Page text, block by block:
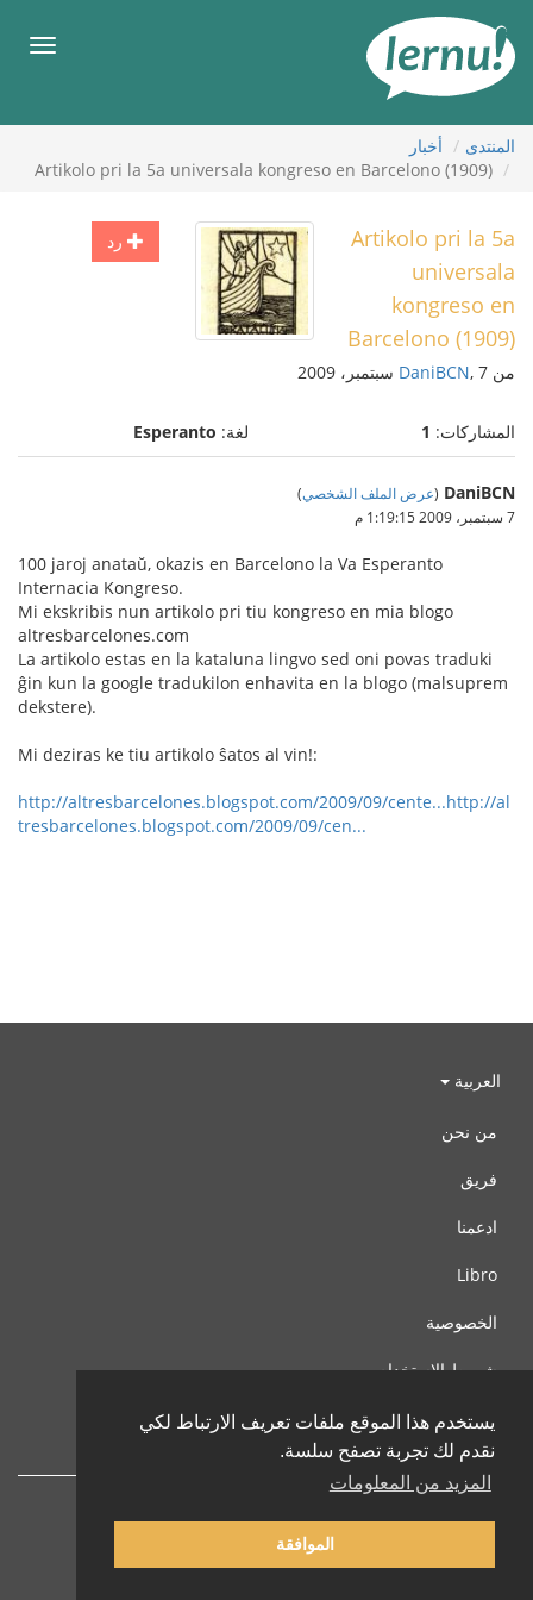
يستخدم هذا الموقع ملفات تعريف الارتباط لكي
نقدم لك تجربة تصفح سلسة.
المزيد من المعلومات
الموافقة
المحتويات
قائمة
المنتدى
أخبار
Artikolo pri la 5a universala kongreso en Barcelono (1909)
رد
Artikolo pri la 5a
universala
kongreso en
Barcelono (1909)
من DaniBCN, 7 سبتمبر، 2009
المشاركات: 1 لغة: Esperanto
DaniBCN
(عرض الملف الشخصي)
7 سبتمبر، 2009 1:19:15 م
100 jaroj anataŭ, okazis en Barcelono la Va Esperanto
Internacia Kongreso.
Mi ekskribis nun artikolo pri tiu kongreso en mia blogo
altresbarcelones.com
La artikolo estas en la kataluna lingvo sed oni povas traduki
ĝin kun la google tradukilon enhavita en la blogo (malsuprem
dekstere).
Mi deziras ke tiu artikolo ŝatos al vin!:
http://altresbarcelones.blogspot.com/2009/09/cente...http://al
tresbarcelones.blogspot.com/2009/09/cen...
العربية
من نحن
فريق
ادعمنا
Libro
الخصوصية
شروط الإستخدام
اتصل بنا
© 2002-2026 lernu.net |Impressum